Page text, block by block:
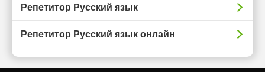
Репетитор Русский язык
Репетитор Русский язык онлайн